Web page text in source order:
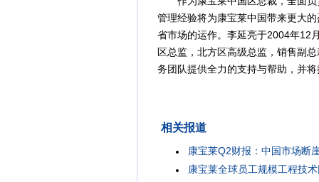
管理经验将为康宝莱中国带来更大
省市场的运作。李延亮于2004年12
区总监，北方区高级总监，销售副
务团队提供全力的支持与帮助，并
相关报道
康宝莱Q2财报：中国市场断
康宝莱全球员工规模工程技